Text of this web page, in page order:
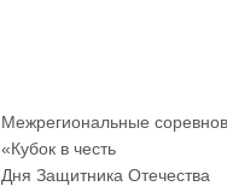
Межрегиональные
«Кубок в честь
Дня Защитника Отечества